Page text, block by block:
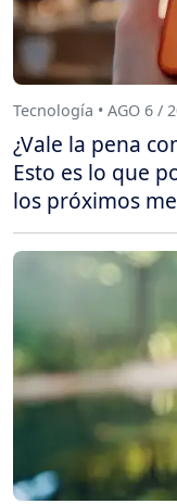
Tecnología • AGO 6 /
¿Vale la pena
Esto es lo que
los próximos